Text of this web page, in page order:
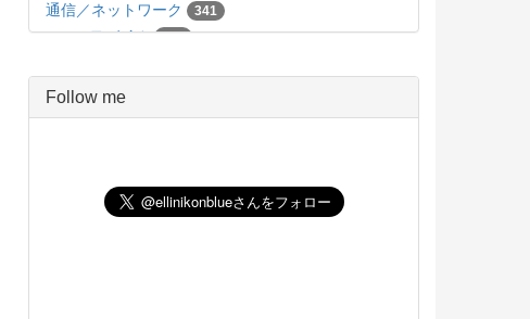
通信／ネットワーク 341
モバイル 136
Pico
UNIX 198
PukiWiki 18
Follow me